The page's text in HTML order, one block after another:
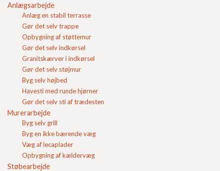
Anlægsarbejde
Anlæg en stabil terrasse
Gør det selv trappe
Opbygning af støttemur
Gør det selv indkørsel
Granitskærver i indkørsel
Gør det selv støjmur
Byg selv højbed
Havesti med runde hjørner
Gør det selv sti af trædesten
Murerarbejde
Byg selv grill
Byg en ikke bærende væg
Væg af lecaplader
Opbygning af kældervæg
Støbearbejde
Teknisk information om plænekantsten
Anvendelse
Levering
Indkøbskurv
Belægningssten
Betonfliser
Havefliser
Plænekantsten